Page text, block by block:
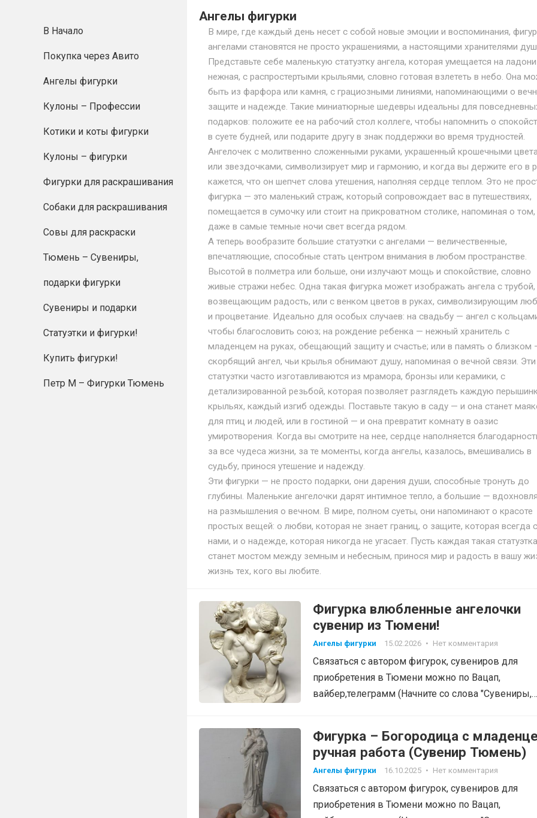
В Начало
Покупка через Авито
Ангелы фигурки
Кулоны – Профессии
Котики и коты фигурки
Кулоны – фигурки
Фигурки для раскрашивания
Собаки для раскрашивания
Совы для раскраски
Тюмень – Сувениры,
подарки фигурки
Сувениры и подарки
Статуэтки и фигурки!
Купить фигурки!
Петр М – Фигурки Тюмень
Ангелы фигурки
В мире, где каждый день несет с собой новые эмоции и воспоминания,
ангелами становятся не просто украшениями, а настоящими хранителями
Представьте себе маленькую статуэтку ангела, которая умещается на
нежная, с распростертыми крыльями, словно готовая взлететь в небо. Она
быть из фарфора или камня, с грациозными линиями, напоминающими о
защите и надежде. Такие миниатюрные шедевры идеальны для
подарков: положите ее на рабочий стол коллеге, чтобы напомнить о
в суете будней, или подарите другу в знак поддержки во время трудностей.
Ангелочек с молитвенно сложенными руками, украшенный крошечными
или звездочками, символизирует мир и гармонию, и когда вы держите его в
кажется, что он шепчет слова утешения, наполняя сердце теплом. Это не
фигурка — это маленький страж, который сопровождает вас в путешествиях,
помещается в сумочку или стоит на прикроватном столике, напоминая о том,
даже в самые темные ночи свет всегда рядом.
А теперь вообразите большие статуэтки с ангелами — величественные,
впечатляющие, способные стать центром внимания в любом пространстве.
Высотой в полметра или больше, они излучают мощь и спокойствие, словно
живые стражи небес. Одна такая фигурка может изображать ангела с трубой,
возвещающим радость, или с венком цветов в руках, символизирующим
и процветание. Идеально для особых случаев: на свадьбу — ангел с
чтобы благословить союз; на рождение ребенка — нежный хранитель с
младенцем на руках, обещающий защиту и счастье; или в память о близком
скорбящий ангел, чьи крылья обнимают душу, напоминая о вечной связи. Эти
статуэтки часто изготавливаются из мрамора, бронзы или керамики, с
детализированной резьбой, которая позволяет разглядеть каждую
крыльях, каждый изгиб одежды. Поставьте такую в саду — и она станет
для птиц и людей, или в гостиной — и она превратит комнату в оазис
умиротворения. Когда вы смотрите на нее, сердце наполняется
за все чудеса жизни, за те моменты, когда ангелы, казалось, вмешивались в
судьбу, принося утешение и надежду.
Эти фигурки — не просто подарки, они дарения души, способные тронуть до
глубины. Маленькие ангелочки дарят интимное тепло, а большие —
на размышления о вечном. В мире, полном суеты, они напоминают о красоте
простых вещей: о любви, которая не знает границ, о защите, которая всегда с
нами, и о надежде, которая никогда не угасает. Пусть каждая такая статуэтка
станет мостом между земным и небесным, принося мир и радость в вашу
жизнь тех, кого вы любите.
Фигурка влюбленные ангелочки
сувенир из Тюмени!
Ангелы фигурки 15.02.2026 • Нет комментария
Связаться с автором фигурок, сувениров для
приобретения в Тюмени можно по Вацап,
вайбер,телеграмм (Начните со слова "Сувениры,
Фигурка – Богородица с
ручная работа (Сувенир Тюмень)
Ангелы фигурки 16.10.2025 • Нет комментария
Связаться с автором фигурок, сувениров для
приобретения в Тюмени можно по Вацап,